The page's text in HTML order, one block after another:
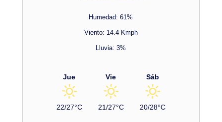
Humedad: 61%
Viento: 14.4 Kmph
Lluvia: 3%
Jue
22/27°C
Vie
21/27°C
Sáb
20/28°C